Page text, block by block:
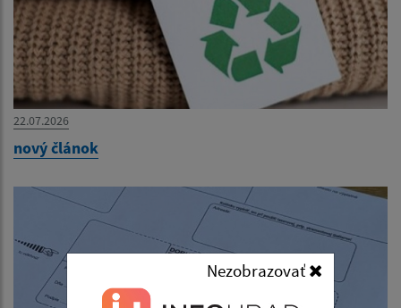
Nezobrazovať
22.07.2026
nový článok